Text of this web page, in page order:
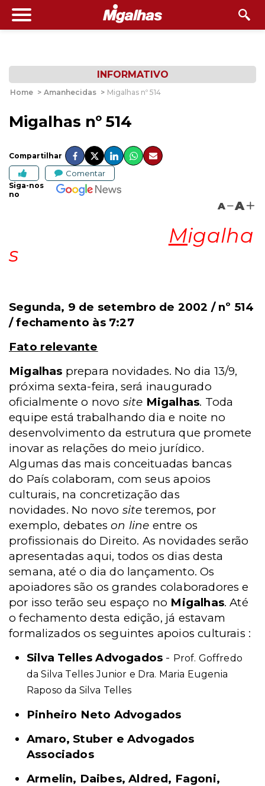
INFORMATIVO
Home > Amanhecidas > Migalhas nº 514
Migalhas nº 514
Compartilhar
Comentar
Siga-nos
no
A A
Migalha
s
Segunda, 9 de setembro de 2002 / nº 514
/ fechamento às 7:27
Fato relevante
Migalhas prepara novidades. No dia 13/9,
próxima sexta-feira, será inaugurado
oficialmente o novo site Migalhas. Toda
equipe está trabalhando dia e noite no
desenvolvimento da estrutura que promete
inovar as relações do meio jurídico.
Algumas das mais conceituadas bancas
do País colaboram, com seus apoios
culturais, na concretização das
novidades. No novo site teremos, por
exemplo, debateson line entre os
profissionais do Direito. As novidades serão
apresentadas aqui, todos os dias desta
semana, até o dia do lançamento. Os
apoiadores são os grandes colaboradores e
por isso terão seu espaço no Migalhas. Até
o fechamento desta edição, já estavam
formalizados os seguintes apoios culturais :
Silva Telles Advogados - Prof. Goffredo
da Silva Telles Junior e Dra. Maria Eugenia
Raposo da Silva Telles
Pinheiro Neto Advogados
Amaro, Stuber e Advogados
Associados
Armelin, Daibes, Aldred, Fagoni,